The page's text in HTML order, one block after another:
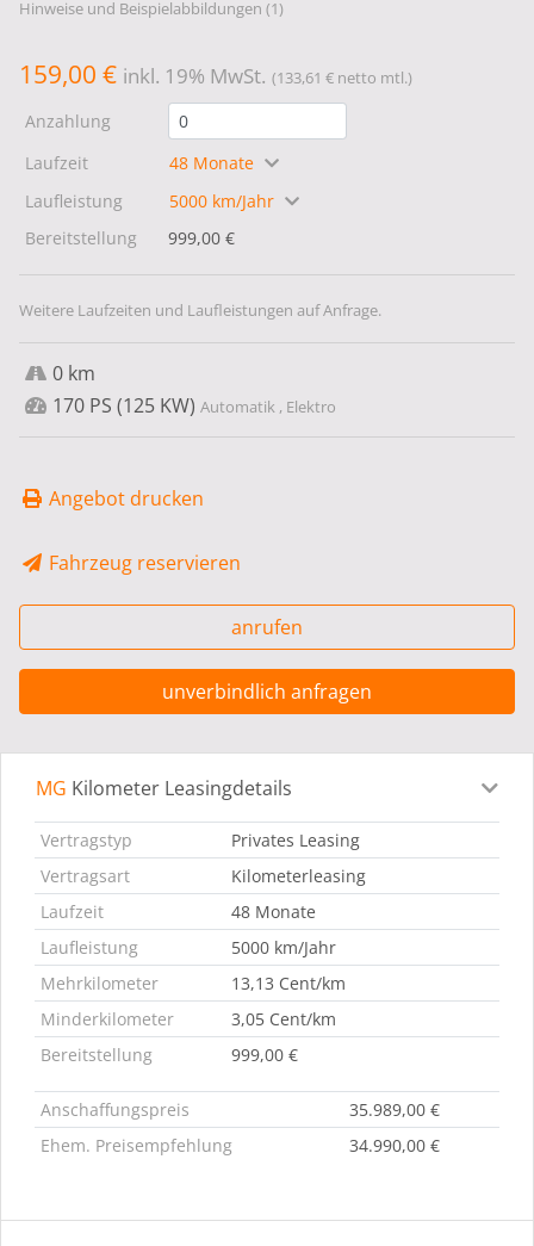
Hinweise und Beispielabbildungen (1)
159,00 € inkl. 19% MwSt. (133,61 € netto mtl.)
Anzahlung
Laufzeit
48 Monate
Laufleistung
5000 km/Jahr
Bereitstellung
999,00 €
Weitere Laufzeiten und Laufleistungen auf Anfrage.
0 km
170 PS (125 KW) Automatik , Elektro
Angebot drucken
Fahrzeug reservieren
anrufen
unverbindlich anfragen
Leasingdetails Fahrzeugdetails
MG Kilometer Leasingdetails
Vertragstyp
Privates Leasing
Vertragsart
Kilometerleasing
Laufzeit
48 Monate
Laufleistung
5000 km/Jahr
Mehrkilometer
13,13 Cent/km
Minderkilometer
3,05 Cent/km
Bereitstellung
999,00 €
Anschaffungspreis
35.989,00 €
Ehem. Preisempfehlung
34.990,00 €